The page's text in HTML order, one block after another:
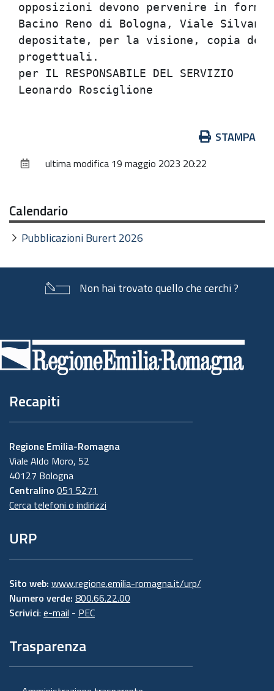
opposizioni devono pervenire
Bacino Reno di Bologna,
depositate, per la visione,
per IL
documento
STAMPA
ultima modifica 19 maggio 2023 20:22
Calendario
Pubblicazioni Burert 2026
Non hai trovato quello che cerchi ?
di
pagina
Recapiti
Regione Emilia-Romagna
Viale Aldo Moro, 52
40127 Bologna
Centralino 051 5271
Cerca telefoni o indirizzi
URP
Sito web: www.regione.emilia-romagna.it/urp/
Numero verde: 800.66.22.00
Scrivici: e-mail - PEC
Trasparenza